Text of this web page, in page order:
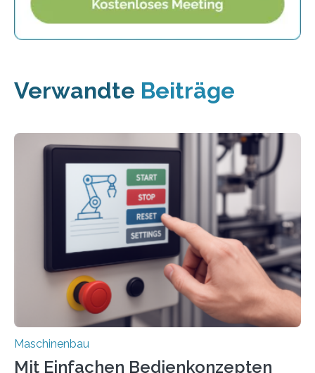
Verwandte Beiträge
Maschinenbau
Mit Einfachen Bedienkonzepten